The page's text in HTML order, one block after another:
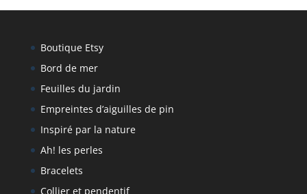
Boutique Etsy
Bord de mer
Feuilles du jardin
Empreintes d’aiguilles de pin
Inspiré par la nature
Ah! les perles
Bracelets
Collier et pendentif